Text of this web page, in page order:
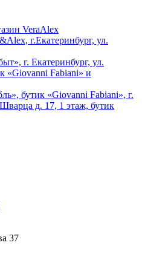
VeraAlex
г.Екатеринбург, ул.
г. Екатеринбург, ул.
«Giovanni Fabiani» и
бутик «Giovanni Fabiani», г.
д. 17, 1 этаж, бутик
37